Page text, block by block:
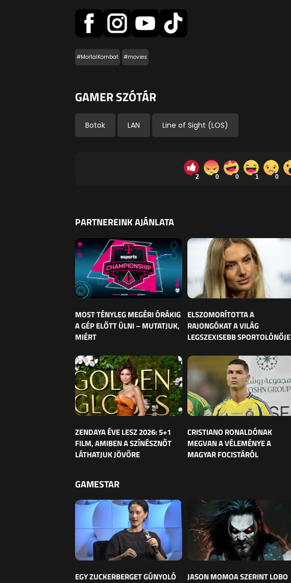
#MortalKombat #movies
GAMER SZÓTÁR
Botok LAN Line of Sight (LOS)
2 0 0 1 0
PARTNEREINK AJÁNLATA
MOST TÉNYLEG MEGÉRI ÓRÁKIG
A GÉP ELŐTT ÜLNI – MUTATJUK,
MIÉRT
ELSZOMORÍTOTTA A
RAJONGÓKAT A VILÁG
LEGSZEXISEBB SPORTOLÓNŐJE
ZENDAYA ÉVE LESZ 2026: 5+1
FILM, AMIBEN A SZÍNÉSZNŐT
LÁTHATJUK JÖVŐRE
CRISTIANO RONALDÓNAK
MEGVAN A VÉLEMÉNYE A
MAGYAR FOCISTÁRÓL
GAMESTAR
EGY ZUCKERBERGET GÚNYOLÓ
JASON MOMOA SZERINT LOBO